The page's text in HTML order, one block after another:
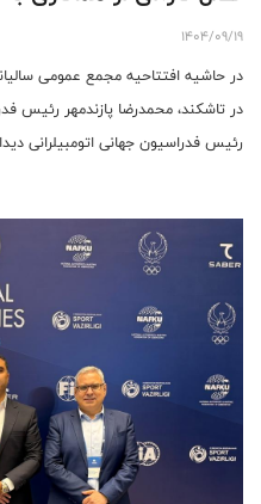
1404/09/19
در تاشکند، محمدرضا پازندمهر رئیس
رئیس فدراسیون جهانی اتومبیلرانی